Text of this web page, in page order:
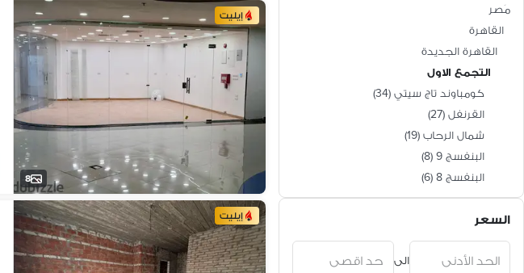
مَصر
القاهرة
القاهرة الجديدة
التجمع الاول
كومباوند تاج سيتي (
34
)
القرنفل (
27
)
شمال الرحاب (
19
)
البنفسج 9
(
8
)
البنفسج 8
(
6
)
البنفسج 11
(
6
)
الامن العام
كومباوند سعادة
)
الياسمين 2
السعر
الى
8
إيليت
إيليت